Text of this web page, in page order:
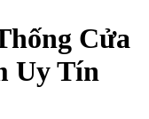
Cửa
Uy Tín